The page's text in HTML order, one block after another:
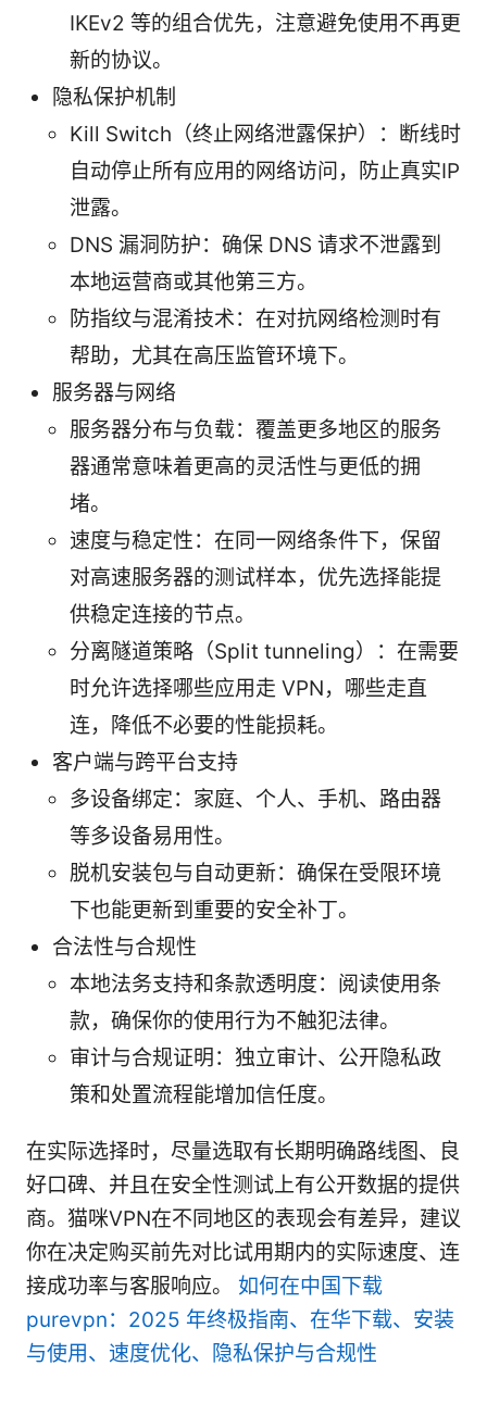
IKEv2 等的组合优先，注意避免使用不再更
新的协议。
隐私保护机制
Kill Switch（终止网络泄露保护）：断线时
自动停止所有应用的网络访问，防止真实IP
泄露。
DNS 漏洞防护：确保 DNS 请求不泄露到
本地运营商或其他第三方。
防指纹与混淆技术：在对抗网络检测时有
帮助，尤其在高压监管环境下。
服务器与网络
服务器分布与负载：覆盖更多地区的服务
器通常意味着更高的灵活性与更低的拥
堵。
速度与稳定性：在同一网络条件下，保留
对高速服务器的测试样本，优先选择能提
供稳定连接的节点。
分离隧道策略（Split tunneling）：在需要
时允许选择哪些应用走 VPN，哪些走直
连，降低不必要的性能损耗。
客户端与跨平台支持
多设备绑定：家庭、个人、手机、路由器
等多设备易用性。
脱机安装包与自动更新：确保在受限环境
下也能更新到重要的安全补丁。
合法性与合规性
本地法务支持和条款透明度：阅读使用条
款，确保你的使用行为不触犯法律。
审计与合规证明：独立审计、公开隐私政
策和处置流程能增加信任度。
在实际选择时，尽量选取有长期明确路线图、良
好口碑、并且在安全性测试上有公开数据的提供
商。猫咪VPN在不同地区的表现会有差异，建议
你在决定购买前先对比试用期内的实际速度、连
接成功率与客服响应。 如何在中国下载
purevpn：2025 年终极指南、在华下载、安装
与使用、速度优化、隐私保护与合规性